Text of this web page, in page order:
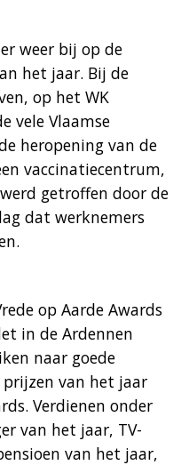
weer bij op de
het jaar. Bij de
op het WK
vele Vlaamse
heropening van de
vaccinatiecentrum,
getroffen door de
dat werknemers
op Aarde Awards
in de Ardennen
naar goede
van het jaar
Verdienen onder
van het jaar, TV-
van het jaar,